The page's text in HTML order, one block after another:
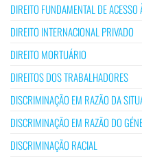
DIREITO FUNDAMENTAL DE
DIREITO INTERNACIONAL PRIVADO
DIREITO MORTUÁRIO
DIREITOS DOS TRABALHADORES
DISCRIMINAÇÃO EM RAZÃO DA
DISCRIMINAÇÃO EM RAZÃO DO
DISCRIMINAÇÃO RACIAL